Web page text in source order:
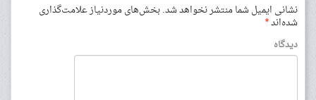
نشانی ایمیل شما منتشر نخواهد شد.بخش‌های موردنیاز علامت‌گذاری
شده‌اند*
دیدگاه